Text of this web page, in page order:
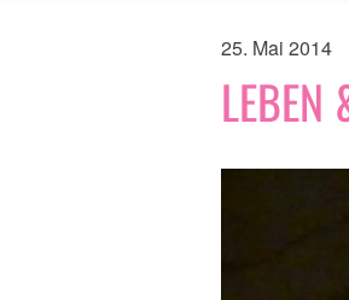
25. Mai 2014
LEBEN